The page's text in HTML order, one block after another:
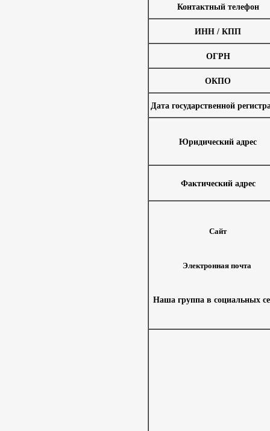
Контактный телефон
ИНН / КПП
ОГРН
ОКПО
Дата государственной
Юридический адрес
Фактический адрес
Сайт
Электронная почта
Наша группа в социальных